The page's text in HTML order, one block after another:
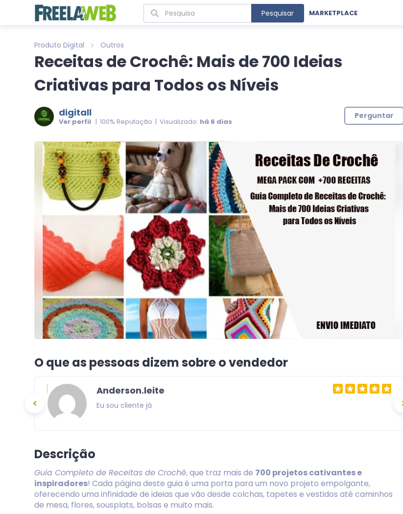
Pesquisar MARKETPLACE
Produto Digital Outros
Receitas de Crochê: Mais de 700 Ideias
Criativas para Todos os Níveis
digitall
Ver perfil | 100% Reputação | Visualizado: há 6 dias
Perguntar
O que as pessoas dizem sobre o vendedor
Anderson.leite
Eu sou cliente já
Descrição
Guia Completo de Receitas de Crochê, que traz mais de 700 projetos cativantes e
inspiradores! Cada página deste guia é uma porta para um novo projeto empolgante,
oferecendo uma infinidade de ideias que vão desde colchas, tapetes e vestidos até caminhos
de mesa, flores, sousplats, bolsas e muito mais.